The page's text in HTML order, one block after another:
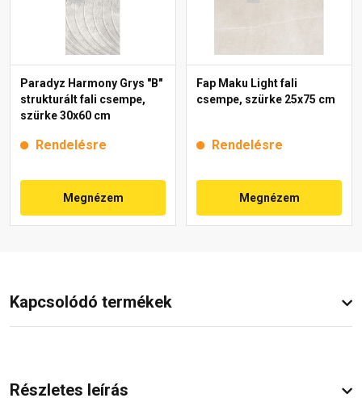
Paradyz Harmony Grys "B"
strukturált fali csempe,
szürke 30x60 cm
Rendelésre
Megnézem
Fap Maku Light fali
csempe, szürke 25x75 cm
Rendelésre
Megnézem
Kapcsolódó termékek
Részletes leírás